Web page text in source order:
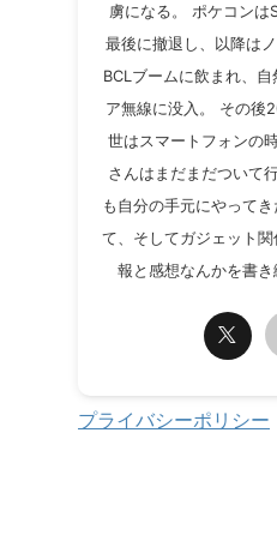
虜になる。 ポケコンは
最後に撤退し、以降は
BCLブームに飲まれ、自
ア無線に没入。 その後
世はスマートフォンの
さんはまだまだついて
も自分の手元にやって
て、そしてガジェット
報と感想なんかを書き
プライバシーポリシー